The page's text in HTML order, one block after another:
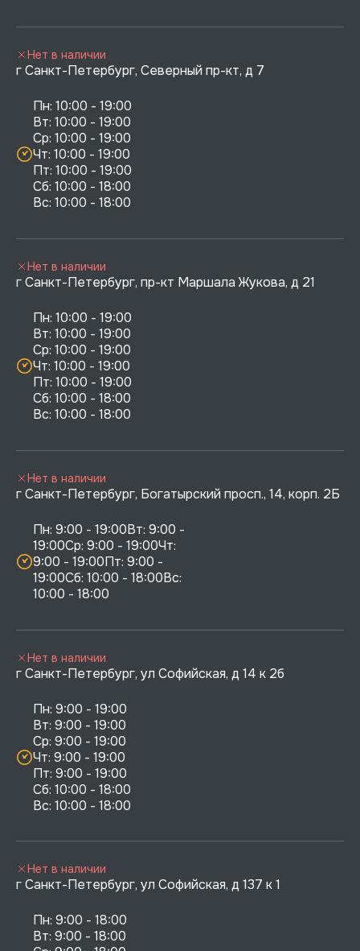
г Санкт-Петербург, Северный пр-кт, д 7
Пн: 10:00 - 19:00
Вт: 10:00 - 19:00
Ср: 10:00 - 19:00
Чт: 10:00 - 19:00
Пт: 10:00 - 19:00
Сб: 10:00 - 18:00
Нет в наличии
г Санкт-Петербург, пр-кт Маршала Жукова, д 21
Пн: 10:00 - 19:00
Вт: 10:00 - 19:00
Ср: 10:00 - 19:00
Чт: 10:00 - 19:00
Пт: 10:00 - 19:00
Сб: 10:00 - 18:00
Нет в наличии
г Санкт-Петербург, Богатырский просп., 14, корп. 2Б
Пн: 9:00 - 19:00Вт: 9:00 -
19:00Ср: 9:00 - 19:00Чт:
9:00 - 19:00Пт: 9:00 -
19:00Сб: 10:00 - 18:00Вс:
10:00 - 18:00
Нет в наличии
г Санкт-Петербург, ул Софийская, д 14 к 2б
Пн: 9:00 - 19:00
Вт: 9:00 - 19:00
Ср: 9:00 - 19:00
Чт: 9:00 - 19:00
Пт: 9:00 - 19:00
Сб: 10:00 - 18:00
Нет в наличии
г Санкт-Петербург, ул Софийская, д 137 к 1
Пн: 9:00 - 18:00
Вт: 9:00 - 18:00
Нет в наличии